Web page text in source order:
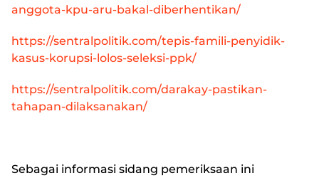
anggota-kpu-aru-bakal-diberhentikan/
https://sentralpolitik.com/tepis-famili-penyidik-
kasus-korupsi-lolos-seleksi-ppk/
https://sentralpolitik.com/darakay-pastikan-
tahapan-dilaksanakan/
Sebagai informasi sidang pemeriksaan ini